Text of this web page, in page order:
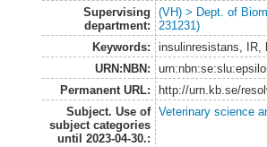
Supervising
department:
(VH) > Dept. of
231231)
Keywords:
insulinresistans, IR,
URN:NBN:
Permanent URL:
http://urn.kb.se/
Subject. Use of
subject categories
until 2023-04-30.:
Veterinary science